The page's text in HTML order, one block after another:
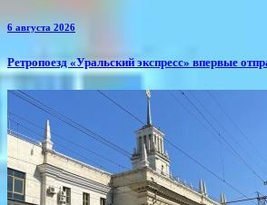
6 августа 2026
​Ретропоезд «Уральский экспресс» впервые